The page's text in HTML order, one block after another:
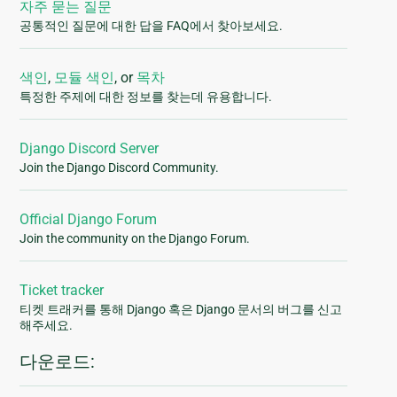
자주 묻는 질문
공통적인 질문에 대한 답을 FAQ에서 찾아보세요.
색인, 모듈 색인, or 목차
특정한 주제에 대한 정보를 찾는데 유용합니다.
Django Discord Server
Join the Django Discord Community.
Official Django Forum
Join the community on the Django Forum.
Ticket tracker
티켓 트래커를 통해 Django 혹은 Django 문서의 버그를 신고
해주세요.
다운로드: